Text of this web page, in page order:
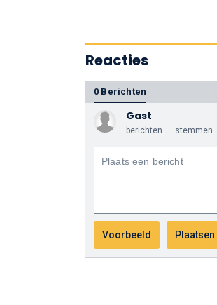
Reacties
0 Berichten
Gast
berichten stemmen